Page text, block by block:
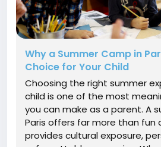
Why a Summer Camp in
Choice for Your Child
Choosing the right summer
child is one of the most
you can make as a parent. A
Paris offers far more than
provides cultural exposure,